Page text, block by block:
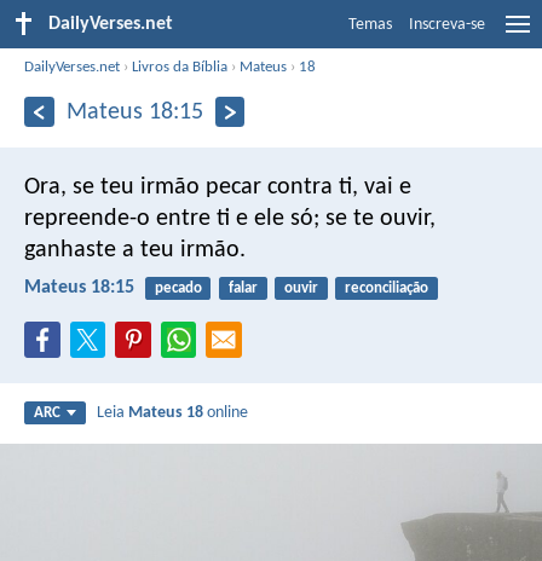
DailyVerses.net Temas Inscreva-se
DailyVerses.net ›Livros da Bíblia › Mateus › 18
Mateus 18:15
Ora, se teu irmão pecar contra ti, vai e
repreende-o entre ti e ele só; se te ouvir,
ganhaste a teu irmão.
Mateus 18:15 pecado falar ouvir reconciliação
ARC Leia Mateus 18 online